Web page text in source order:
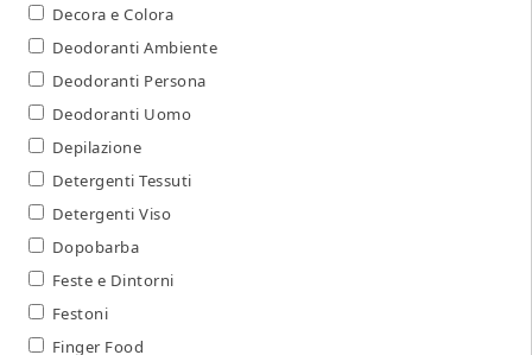
Decora e Colora
Deodoranti Ambiente
Deodoranti Persona
Deodoranti Uomo
Depilazione
Detergenti Tessuti
Detergenti Viso
Dopobarba
Feste e Dintorni
Festoni
Finger Food